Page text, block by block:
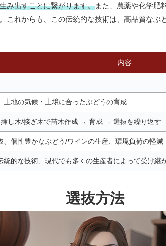
み出すことに繋がります。また、農薬や化学肥
これからも、この伝統的な技術は、高品質なぶ
内容
土地の気候・土壌に合ったぶどうの育成
し木/接ぎ木で苗木作成 → 育成 → 選抜を繰り返す
、個性豊かなぶどう/ワインの生産、環境負荷の軽減
統的な技術、現代でも多くの生産者によって受け継
選抜方法